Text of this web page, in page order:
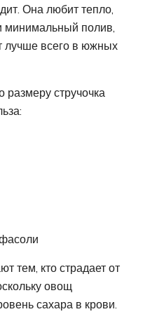
Она любит тепло,
минимальный полив,
лучше всего в южных
размеру стручочка
тем, кто страдает от
овощ
сахара в крови.